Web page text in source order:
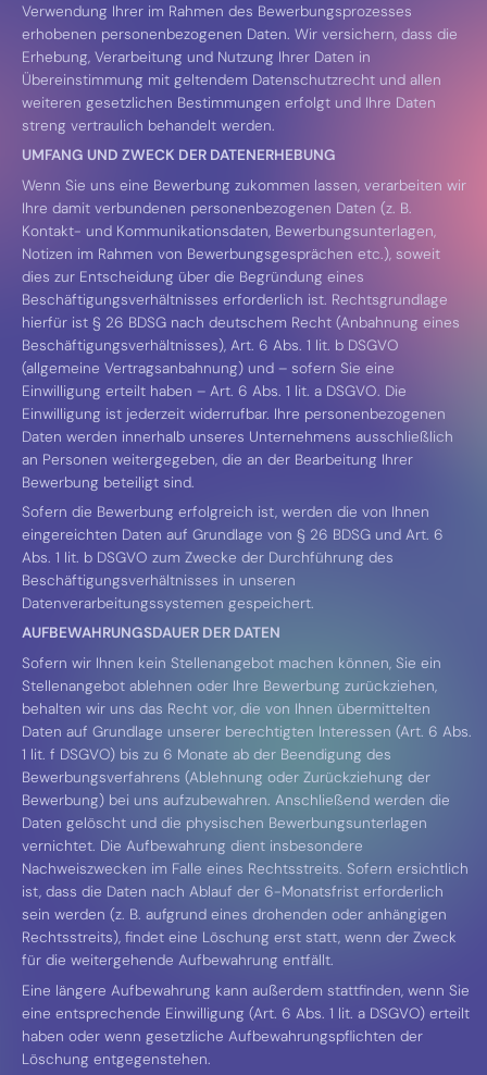
Verwendung Ihrer im Rahmen des Bewerbungsprozesses
erhobenen personenbezogenen Daten. Wir versichern, dass die
Erhebung, Verarbeitung und Nutzung Ihrer Daten in
Übereinstimmung mit geltendem Datenschutzrecht und allen
weiteren gesetzlichen Bestimmungen erfolgt und Ihre Daten
streng vertraulich behandelt werden.
UMFANG UND ZWECK DER DATENERHEBUNG
Wenn Sie uns eine Bewerbung zukommen lassen, verarbeiten wir
Ihre damit verbundenen personenbezogenen Daten (z. B.
Kontakt- und Kommunikationsdaten, Bewerbungsunterlagen,
Notizen im Rahmen von Bewerbungsgesprächen etc.), soweit
dies zur Entscheidung über die Begründung eines
Beschäftigungsverhältnisses erforderlich ist. Rechtsgrundlage
hierfür ist § 26 BDSG nach deutschem Recht (Anbahnung eines
Beschäftigungsverhältnisses), Art. 6 Abs. 1 lit. b DSGVO
(allgemeine Vertragsanbahnung) und – sofern Sie eine
Einwilligung erteilt haben – Art. 6 Abs. 1 lit. a DSGVO. Die
Einwilligung ist jederzeit widerrufbar. Ihre personenbezogenen
Daten werden innerhalb unseres Unternehmens ausschließlich
an Personen weitergegeben, die an der Bearbeitung Ihrer
Bewerbung beteiligt sind.
Sofern die Bewerbung erfolgreich ist, werden die von Ihnen
eingereichten Daten auf Grundlage von § 26 BDSG und Art. 6
Abs. 1 lit. b DSGVO zum Zwecke der Durchführung des
Beschäftigungsverhältnisses in unseren
Datenverarbeitungssystemen gespeichert.
AUFBEWAHRUNGSDAUER DER DATEN
Sofern wir Ihnen kein Stellenangebot machen können, Sie ein
Stellenangebot ablehnen oder Ihre Bewerbung zurückziehen,
behalten wir uns das Recht vor, die von Ihnen übermittelten
Daten auf Grundlage unserer berechtigten Interessen (Art. 6 Abs.
1 lit. f DSGVO) bis zu 6 Monate ab der Beendigung des
Bewerbungsverfahrens (Ablehnung oder Zurückziehung der
Bewerbung) bei uns aufzubewahren. Anschließend werden die
Daten gelöscht und die physischen Bewerbungsunterlagen
vernichtet. Die Aufbewahrung dient insbesondere
Nachweiszwecken im Falle eines Rechtsstreits. Sofern ersichtlich
ist, dass die Daten nach Ablauf der 6-Monatsfrist erforderlich
sein werden (z. B. aufgrund eines drohenden oder anhängigen
Rechtsstreits), findet eine Löschung erst statt, wenn der Zweck
für die weitergehende Aufbewahrung entfällt.
Eine längere Aufbewahrung kann außerdem stattfinden, wenn Sie
eine entsprechende Einwilligung (Art. 6 Abs. 1 lit. a DSGVO) erteilt
haben oder wenn gesetzliche Aufbewahrungspflichten der
Löschung entgegenstehen.